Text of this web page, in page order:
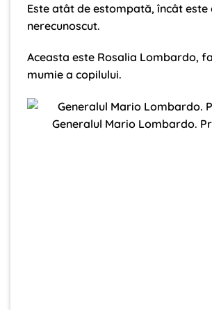
Este atât de estompată, încât
nerecunoscut.
Aceasta este Rosalia Lombardo,
mumie a copilului.
Generalul Mario Lombardo.